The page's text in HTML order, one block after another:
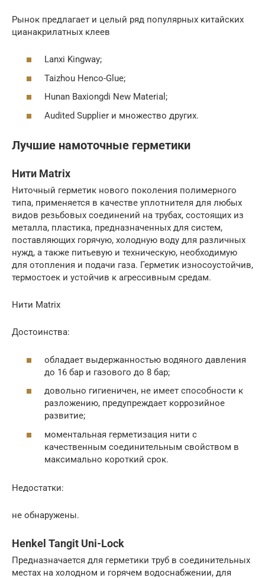
Рынок предлагает и целый ряд популярных китайских
цианакрилатных клеев
Lanxi Kingway;
Taizhou Henco-Glue;
Hunan Baxiongdi New Material;
Audited Supplier и множество других.
Лучшие намоточные герметики
Нити Matrix
Ниточный герметик нового поколения полимерного
типа, применяется в качестве уплотнителя для любых
видов резьбовых соединений на трубах, состоящих из
металла, пластика, предназначенных для систем,
поставляющих горячую, холодную воду для различных
нужд, а также питьевую и техническую, необходимую
для отопления и подачи газа. Герметик износоустойчив,
термостоек и устойчив к агрессивным средам.
Нити Matrix
Достоинства:
обладает выдержанностью водяного давления
до 16 бар и газового до 8 бар;
довольно гигиеничен, не имеет способности к
разложению, предупреждает коррозийное
развитие;
моментальная герметизация нити с
качественным соединительным свойством в
максимально короткий срок.
Недостатки:
не обнаружены.
Henkel Tangit Uni-Lock
Предназначается для герметики труб в соединительных
местах на холодном и горячем водоснабжении, для